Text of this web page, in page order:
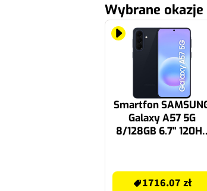
Wybrane okazje
Smartfon
Galaxy A57 5G
8/128GB 6.7" 120Hz
1716.07 zł